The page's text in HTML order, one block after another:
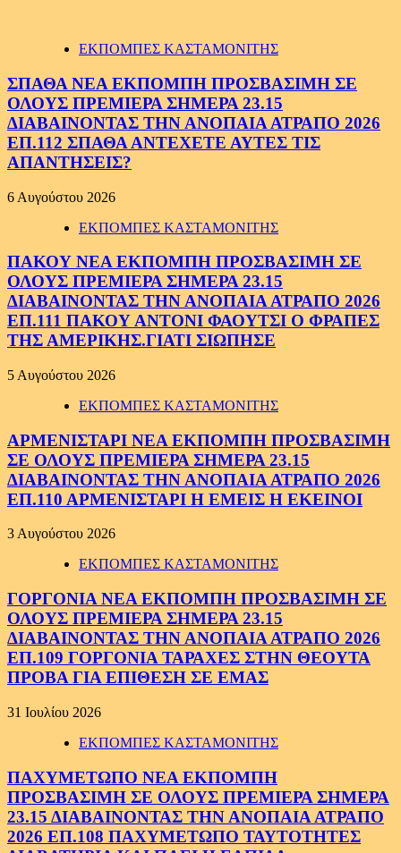
ΕΚΠΟΜΠΕΣ ΚΑΣΤΑΜΟΝΙΤΗΣ
ΣΠΑΘΑ ΝΕΑ ΕΚΠΟΜΠΗ ΠΡΟΣΒΑΣΙΜΗ ΣΕ
ΟΛΟΥΣ ΠΡΕΜΙΕΡΑ ΣΗΜΕΡΑ 23.15
ΔΙΑΒΑΙΝΟΝΤΑΣ ΤΗΝ ΑΝΟΠΑΙΑ ΑΤΡΑΠΟ 2026
ΕΠ.112 ΣΠΑΘΑ ΑΝΤΕΧΕΤΕ ΑΥΤΕΣ ΤΙΣ
ΑΠΑΝΤΗΣΕΙΣ?
6 Αυγούστου 2026
ΕΚΠΟΜΠΕΣ ΚΑΣΤΑΜΟΝΙΤΗΣ
ΠΑΚΟΥ ΝΕΑ ΕΚΠΟΜΠΗ ΠΡΟΣΒΑΣΙΜΗ ΣΕ
ΟΛΟΥΣ ΠΡΕΜΙΕΡΑ ΣΗΜΕΡΑ 23.15
ΔΙΑΒΑΙΝΟΝΤΑΣ ΤΗΝ ΑΝΟΠΑΙΑ ΑΤΡΑΠΟ 2026
ΕΠ.111 ΠΑΚΟΥ ΑΝΤΟΝΙ ΦΑΟΥΤΣΙ Ο ΦΡΑΠΕΣ
ΤΗΣ ΑΜΕΡΙΚΗΣ.ΓΙΑΤΙ ΣΙΩΠΗΣΕ
5 Αυγούστου 2026
ΕΚΠΟΜΠΕΣ ΚΑΣΤΑΜΟΝΙΤΗΣ
ΑΡΜΕΝΙΣΤΑΡΙ ΝΕΑ ΕΚΠΟΜΠΗ ΠΡΟΣΒΑΣΙΜΗ
ΣΕ ΟΛΟΥΣ ΠΡΕΜΙΕΡΑ ΣΗΜΕΡΑ 23.15
ΔΙΑΒΑΙΝΟΝΤΑΣ ΤΗΝ ΑΝΟΠΑΙΑ ΑΤΡΑΠΟ 2026
ΕΠ.110 ΑΡΜΕΝΙΣΤΑΡΙ Η ΕΜΕΙΣ Η ΕΚΕΙΝΟΙ
3 Αυγούστου 2026
ΕΚΠΟΜΠΕΣ ΚΑΣΤΑΜΟΝΙΤΗΣ
ΓΟΡΓΟΝΙΑ ΝΕΑ ΕΚΠΟΜΠΗ ΠΡΟΣΒΑΣΙΜΗ ΣΕ
ΟΛΟΥΣ ΠΡΕΜΙΕΡΑ ΣΗΜΕΡΑ 23.15
ΔΙΑΒΑΙΝΟΝΤΑΣ ΤΗΝ ΑΝΟΠΑΙΑ ΑΤΡΑΠΟ 2026
ΕΠ.109 ΓΟΡΓΟΝΙΑ ΤΑΡΑΧΕΣ ΣΤΗΝ ΘΕΟΥΤΑ
ΠΡΟΒΑ ΓΙΑ ΕΠΙΘΕΣΗ ΣΕ ΕΜΑΣ
31 Ιουλίου 2026
ΕΚΠΟΜΠΕΣ ΚΑΣΤΑΜΟΝΙΤΗΣ
ΠΑΧΥΜΕΤΩΠΟ ΝΕΑ ΕΚΠΟΜΠΗ
ΠΡΟΣΒΑΣΙΜΗ ΣΕ ΟΛΟΥΣ ΠΡΕΜΙΕΡΑ ΣΗΜΕΡΑ
23.15 ΔΙΑΒΑΙΝΟΝΤΑΣ ΤΗΝ ΑΝΟΠΑΙΑ ΑΤΡΑΠΟ
2026 ΕΠ.108 ΠΑΧΥΜΕΤΩΠΟ ΤΑΥΤΟΤΗΤΕΣ